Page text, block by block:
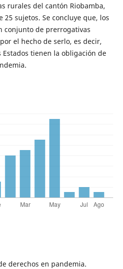
rurales del cantón Riobamba,
sujetos. Se concluye que, los
conjunto de prerrogativas
el hecho de serlo, es decir,
Estados tienen la obligación de
derechos en pandemia.